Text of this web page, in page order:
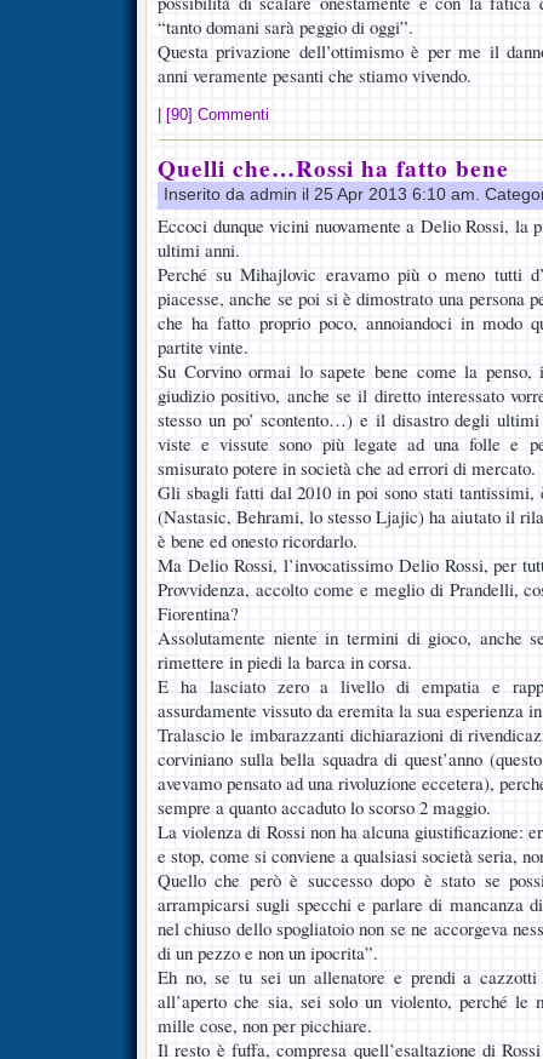
“tanto domani sarà peggio di oggi”.
Questa privazione dell’ottimismo è per me il
anni veramente pesanti che stiamo vivendo.
[90] Commenti
Quelli che…Rossi ha fatto bene
Inserito da admin il 25 Apr 2013 6:10 am.
Eccoci dunque vicini nuovamente a Delio Rossi, la
ultimi anni.
Perché su Mihajlovic eravamo più o meno tutti
piacesse, anche se poi si è dimostrato una persona
che ha fatto proprio poco, annoiandoci in modo
partite vinte.
Su Corvino ormai lo sapete bene come la
giudizio positivo, anche se il diretto interessato
stesso un po’ scontento…) e il disastro degli
viste e vissute sono più legate ad una folle e
smisurato potere in società che ad errori di mercato.
Gli sbagli fatti dal 2010 in poi sono stati tantissimi,
(Nastasic, Behrami, lo stesso Ljajic) ha aiutato il
è bene ed onesto ricordarlo.
Ma Delio Rossi, l’invocatissimo Delio Rossi, per
Provvidenza, accolto come e meglio di Prandelli,
Fiorentina?
Assolutamente niente in termini di gioco, anche
rimettere in piedi la barca in corsa.
E ha lasciato zero a livello di empatia e
assurdamente vissuto da eremita la sua esperienza
Tralascio le imbarazzanti dichiarazioni di
corviniano sulla bella squadra di quest’anno
avevamo pensato ad una rivoluzione eccetera),
sempre a quanto accaduto lo scorso 2 maggio.
La violenza di Rossi non ha alcuna giustificazione:
e stop, come si conviene a qualsiasi società seria,
Quello che però è successo dopo è stato se
arrampicarsi sugli specchi e parlare di mancanza
nel chiuso dello spogliatoio non se ne accorgeva
di un pezzo e non un ipocrita”.
Eh no, se tu sei un allenatore e prendi a
all’aperto che sia, sei solo un violento, perché le
mille cose, non per picchiare.
Il resto è fuffa, compresa quell’esaltazione di